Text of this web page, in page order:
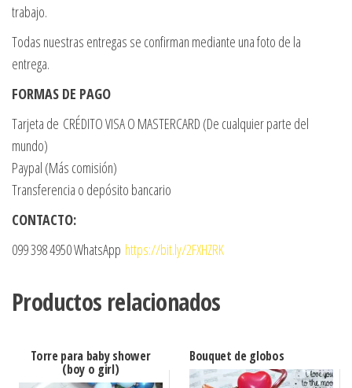
trabajo.
Todas nuestras entregas se confirman mediante una foto de la
entrega.
FORMAS DE PAGO
Tarjeta de CRÉDITO VISA O MASTERCARD (De cualquier parte del
mundo)
Paypal (Más comisión)
Transferencia o depósito bancario
CONTACTO:
099 398 4950 WhatsApp https://bit.ly/2FXHZRK
Productos relacionados
Torre para baby shower
(boy o girl)
Bouquet de globos